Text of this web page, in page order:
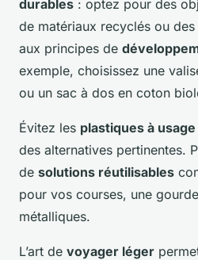
durables : optez pour des
de matériaux recyclés ou
aux principes de
exemple, choisissez une
ou un sac à dos en coton
Évitez les plastiques à
des alternatives pertinentes.
de solutions réutilisables
pour vos courses, une
métalliques.
L’art de voyager léger